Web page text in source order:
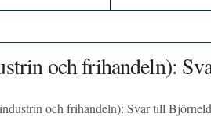
och frihandeln):
och frihandeln): Svar till